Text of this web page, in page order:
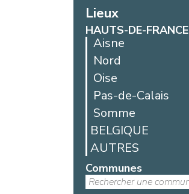
Lieux
HAUTS-DE-FRANCE
Aisne
Nord
Oise
Pas-de-Calais
Somme
BELGIQUE
AUTRES
Communes